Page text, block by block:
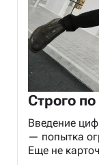
Строго
Введение
— попытка
Еще не